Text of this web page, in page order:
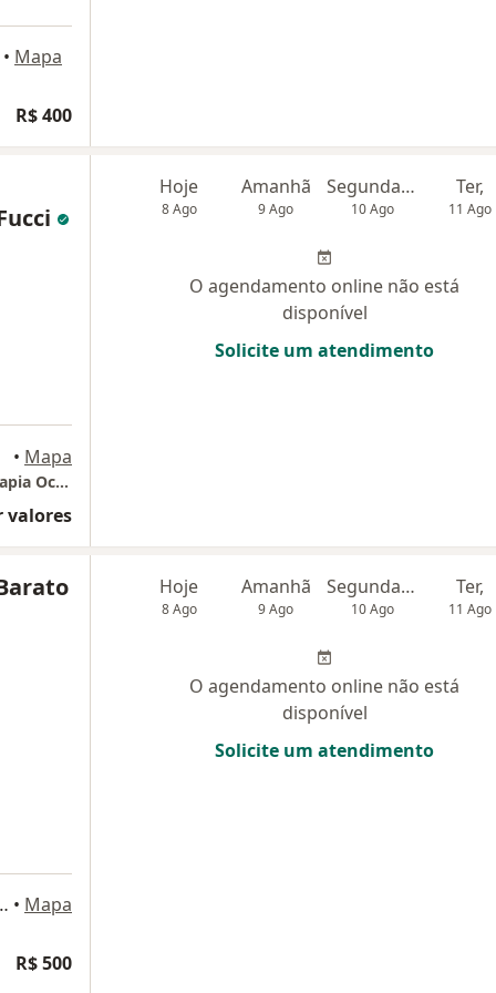
• Mapa
R$ 400
• Mapa
Clínica Senex - Psicologia | Neurologia | Terapia Ocupacional | Clínica Geral
valores
Hoje
8 Ago
Amanhã
9 Ago
Segunda-feira
10 Ago
Ter,
11 Ago
O agendamento online não está
disponível
Solicite um atendimento
4, Ribeirão Preto • Mapa
R$ 500
Hoje
8 Ago
Amanhã
9 Ago
Segunda-feira
10 Ago
Ter,
11 Ago
O agendamento online não está
disponível
Solicite um atendimento